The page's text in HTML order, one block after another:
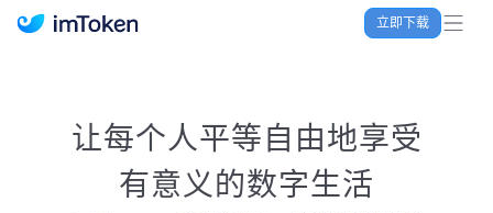
立即下载
imToken 官网｜联合TRX空投大礼包
让每个人平等自由地享受
有意义的数字生活